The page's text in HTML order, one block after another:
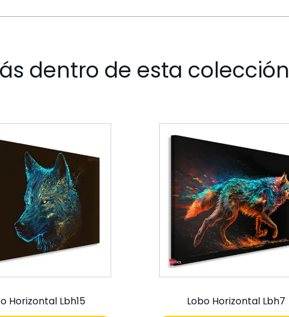
dentro de esta colección
Horizontal Lbh15 Lobo Horizontal Lbh7